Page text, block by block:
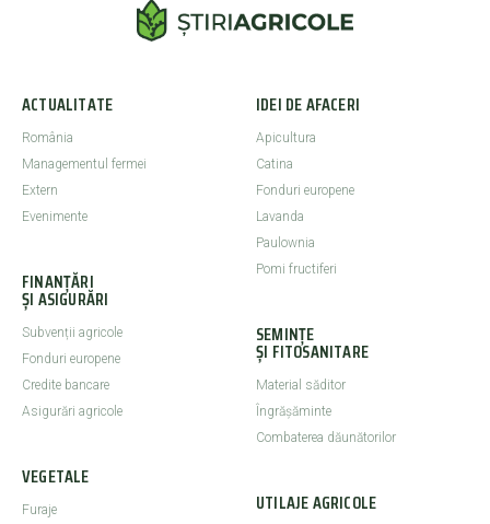
ACTUALITATE
România
Managementul fermei
Extern
Evenimente
FINANȚĂRI
ȘI ASIGURĂRI
Subvenții agricole
Fonduri europene
Credite bancare
Asigurări agricole
VEGETALE
Furaje
IDEI DE AFACERI
Apicultura
Catina
Fonduri europene
Lavanda
Paulownia
Pomi fructiferi
SEMINȚE
ȘI FITOSANITARE
Material săditor
Îngrășăminte
Combaterea dăunătorilor
UTILAJE AGRICOLE